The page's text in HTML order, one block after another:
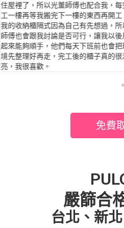
住屋裡了，所以光薰師傅也配合我，每
工一樓再等我搬完下一樓的東西再開工
我的收納櫃隔式因為自己有先想過，所
師傅也會跟我討論是否可行，讓我以後
起來能夠順手，他們每天下班前也會把
境先整理好再走，完工後的櫃子真的很
亮，我很喜歡。
免費
嚴篩合
台北、新